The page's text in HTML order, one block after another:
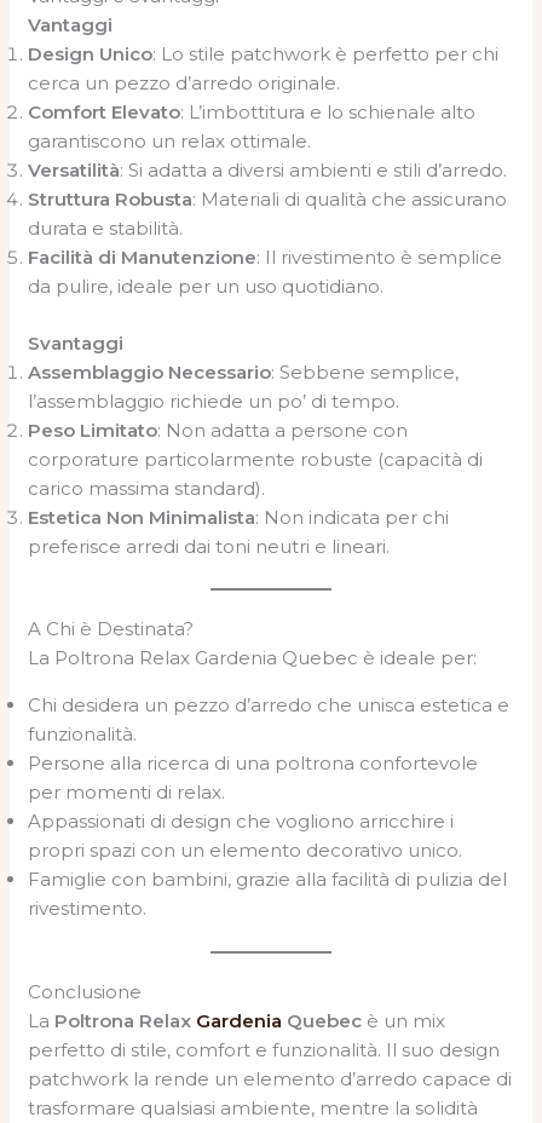
Vantaggi
Design Unico: Lo stile patchwork è perfetto per chi
cerca un pezzo d’arredo originale.
Comfort Elevato: L’imbottitura e lo schienale alto
garantiscono un relax ottimale.
Versatilità: Si adatta a diversi ambienti e stili d’arredo.
Struttura Robusta: Materiali di qualità che assicurano
durata e stabilità.
Facilità di Manutenzione: Il rivestimento è semplice
da pulire, ideale per un uso quotidiano.
Svantaggi
Assemblaggio Necessario: Sebbene semplice,
l’assemblaggio richiede un po’ di tempo.
Peso Limitato: Non adatta a persone con
corporature particolarmente robuste (capacità di
carico massima standard).
Estetica Non Minimalista: Non indicata per chi
preferisce arredi dai toni neutri e lineari.
A Chi è Destinata?
La Poltrona Relax Gardenia Quebec è ideale per:
Chi desidera un pezzo d’arredo che unisca estetica e
funzionalità.
Persone alla ricerca di una poltrona confortevole
per momenti di relax.
Appassionati di design che vogliono arricchire i
propri spazi con un elemento decorativo unico.
Famiglie con bambini, grazie alla facilità di pulizia del
rivestimento.
Conclusione
La Poltrona Relax Gardenia Quebec è un mix
perfetto di stile, comfort e funzionalità. Il suo design
patchwork la rende un elemento d’arredo capace di
trasformare qualsiasi ambiente, mentre la solidità